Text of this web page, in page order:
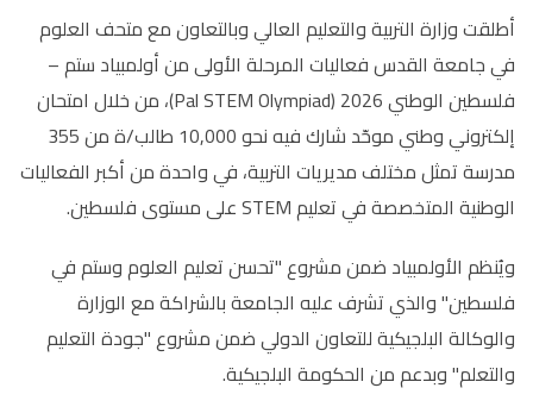
أطلقت وزارة التربية والتعليم العالي وبالتعاون مع متحف العلوم
في جامعة القدس فعاليات المرحلة الأولى من أولمبياد ستم –
فلسطين الوطني 2026 (
Pal STEM Olympiad)، من خلال امتحان
إلكتروني وطني موحّد شارك فيه نحو 10,000 طالب/ة من 355
مدرسة تمثل مختلف مديريات التربية، في واحدة من أكبر الفعاليات
الوطنية المتخصصة في تعليمSTEMعلى مستوى فلسطين.
ويُنظم الأولمبياد ضمن مشروع "تحسن تعليم العلوم وستم في
فلسطين" والذي تشرف عليه الجامعة بالشراكة مع الوزارة
والوكالة البلجيكية للتعاون الدولي ضمن مشروع "جودة التعليم
والتعلم" وبدعم من الحكومة البلجيكية.